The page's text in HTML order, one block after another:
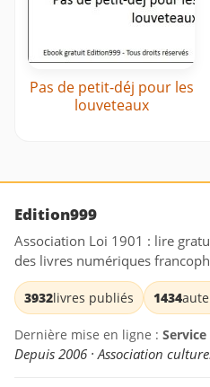
Pas de petit-déj pour les
louveteaux
Edition999
Association Loi 1901 : lire
des livres numériques
3932livres publiés 1434
Dernière mise en ligne : Service
Depuis 2006 · Association